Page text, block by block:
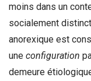
moins dans un
socialement
anorexique est
une configuration
demeure